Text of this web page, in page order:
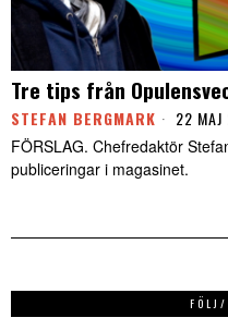
Tre tips från
STEFAN BERGMARK 22 MAJ
FÖRSLAG. Chefredaktör
publiceringar i magasinet.